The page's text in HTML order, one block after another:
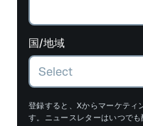
国/地域
登録すると、Xからマーケティ
す。ニュースレターはいつでも